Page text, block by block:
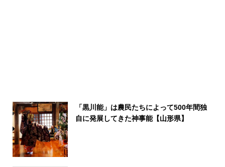
「黒川能」は農民たちによって500年間独
自に発展してきた神事能【山形県】